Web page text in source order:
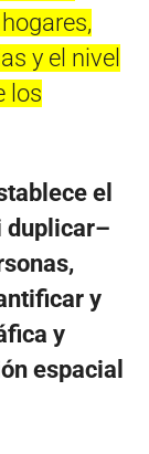
y el nivel
los
el
duplicar–
y
y
espacial